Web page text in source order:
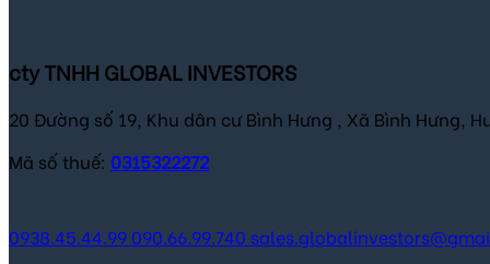
cty TNHH GLOBAL INVESTORS
20 Đường số 19, Khu dân cư Bình Hưng , Xã Bình Hưng,
Mã số thuế: 0315322272
0938.45.44.99090.66.99.740